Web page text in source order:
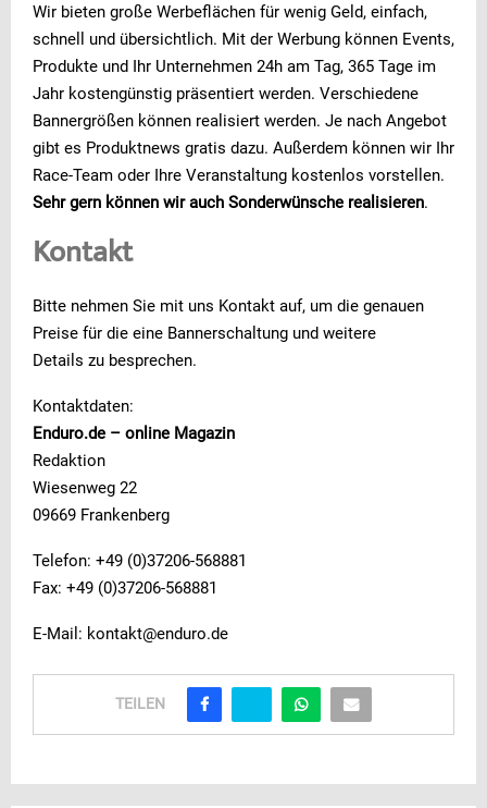
Wir bieten große Werbeflächen für wenig Geld, einfach,
schnell und übersichtlich. Mit der Werbung können Events,
Produkte und Ihr Unternehmen 24h am Tag, 365 Tage im
Jahr kostengünstig präsentiert werden. Verschiedene
Bannergrößen können realisiert werden. Je nach Angebot
gibt es Produktnews gratis dazu. Außerdem können wir Ihr
Race-Team oder Ihre Veranstaltung kostenlos vorstellen.
Sehr gern können wir auch Sonderwünsche realisieren.
Kontakt
Bitte nehmen Sie mit uns Kontakt auf, um die genauen
Preise für die eine Bannerschaltung und weitere
Details zu besprechen.
Kontaktdaten:
Enduro.de – online Magazin
Redaktion
Wiesenweg 22
09669 Frankenberg
Telefon: +49 (0)37206-568881
Fax: +49 (0)37206-568881
E-Mail: kontakt@enduro.de
TEILEN